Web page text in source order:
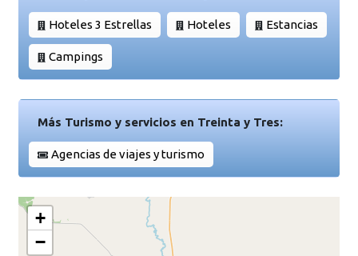
Hoteles 3 Estrellas Hoteles Estancias
Campings
Más Turismo y servicios en Treinta y Tres:
Agencias de viajes y turismo
+
−